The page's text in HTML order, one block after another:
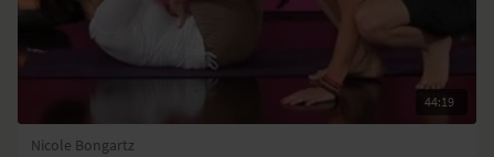
44:19
Nicole Bongartz